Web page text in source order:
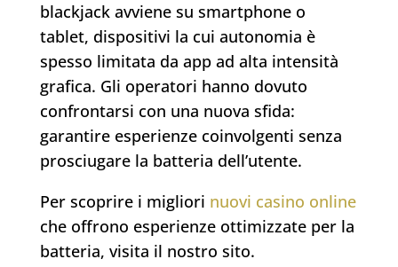
blackjack avviene su smartphone o
tablet, dispositivi la cui autonomia è
spesso limitata da app ad alta intensità
grafica. Gli operatori hanno dovuto
confrontarsi con una nuova sfida:
garantire esperienze coinvolgenti senza
prosciugare la batteria dell’utente.
Per scoprire i migliori nuovi casino online
che offrono esperienze ottimizzate per la
batteria, visita il nostro sito.